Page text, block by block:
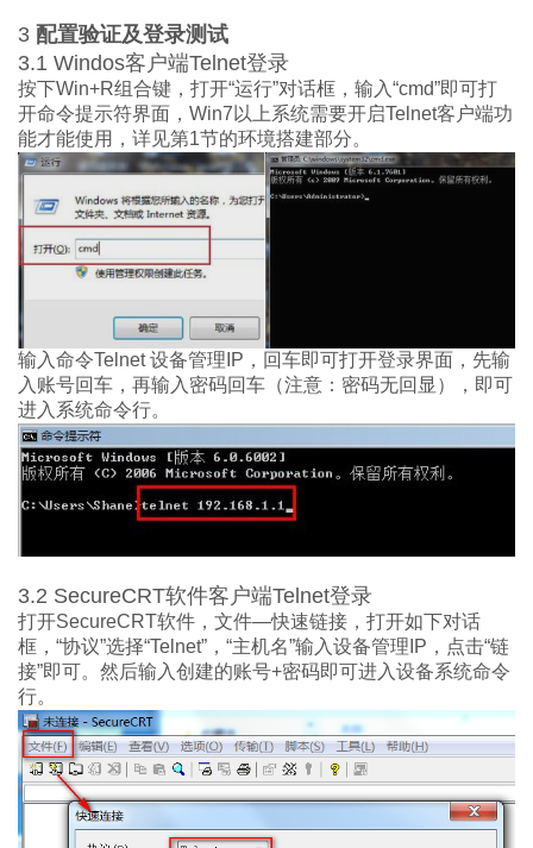
3 配置验证及登录测试
3.1 Windos客户端Telnet登录
按下Win+R组合键，打开“运行”对话框，输入“cmd”即可打
开命令提示符界面， Win7 以上系统需要开启Telnet客户端功
能才能使用， 详见第1节的环境搭建部分。
输入命令Telnet设备管理 IP ， 回车即可打开登录界面， 先输
入账号回车， 再输入密码回车（注意： 密码无回 显 ），即可
进入 系统命令行。
3.2 SecureCRT软件客户端Telnet登录
打开SecureCRT软件， 文件—快速链接， 打开如下对话
框， “协议”选择“Telnet”，“主机名”输入设备管理 IP ， 点击“链
接”即可。然后输入创建的账号+密码即可进入设备系统命令
行。